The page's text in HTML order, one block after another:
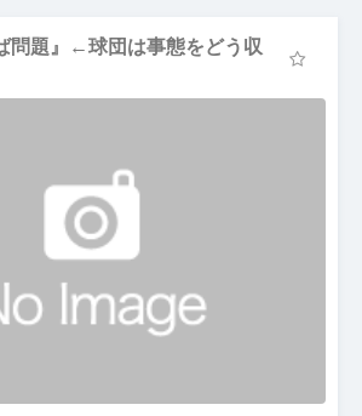
問題』←球団は事態をどう収